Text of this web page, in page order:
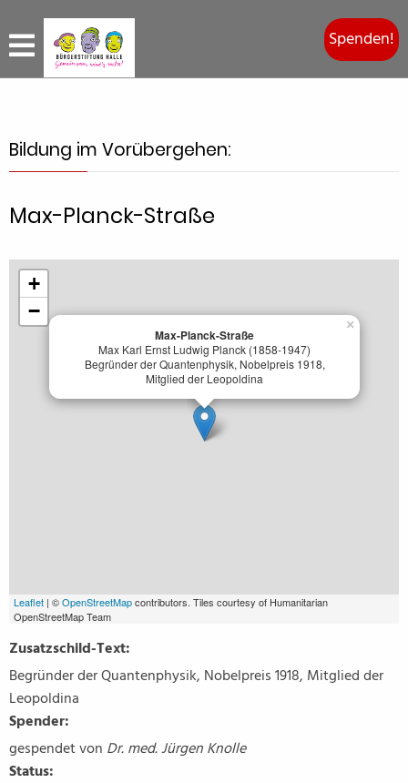
Spenden!
Bildung im Vorübergehen:
Max-Planck-Straße
Max-Planck-Straße
Max Karl Ernst Ludwig Planck (1858-1947)
Begründer der Quantenphysik, Nobelpreis 1918,
Mitglied der Leopoldina
×
+
−
Leaflet | ©OpenStreetMapcontributors. Tiles courtesy of Humanitarian
OpenStreetMap Team
Zusatzschild-Text:
Begründer der Quantenphysik, Nobelpreis 1918, Mitglied der
Leopoldina
Spender:
gespendet von Dr. med. Jürgen Knolle
Status: